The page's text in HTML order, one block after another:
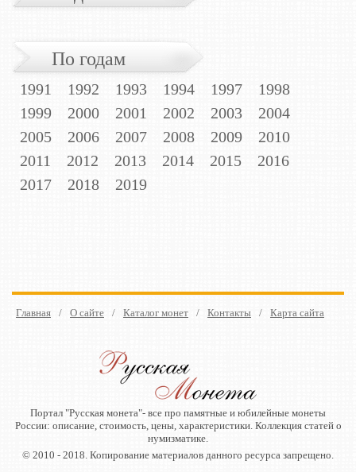
По годам
1991 1992 1993 1994 1997
1998
1999
2000 2001 2002 2003
2004
2005
2006 2007 2008 2009
2010
2011
2012 2013 2014 2015
2016
2017
2018 2019
Главная / О сайте / Каталог монет / Контакты / Карта сайта
Портал "Русская монета"- все про памятные и юбилейные монеты
России: описание, стоимость, цены, характеристики. Коллекция статей о
нумизматике.
© 2010 - 2018. Копирование материалов данного ресурса запрещено.